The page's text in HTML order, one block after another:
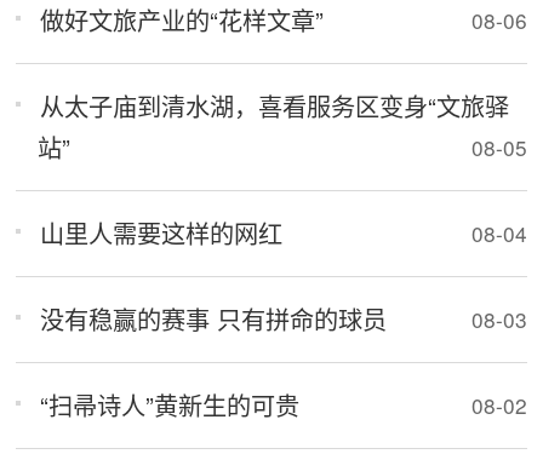
做好文旅产业的“花样文章” 08-06
从太子庙到清水湖，喜看服务区变身“文旅驿
站”
08-05
山里人需要这样的网红 08-04
没有稳赢的赛事 只有拼命的球员 08-03
“扫帚诗人”黄新生的可贵 08-02